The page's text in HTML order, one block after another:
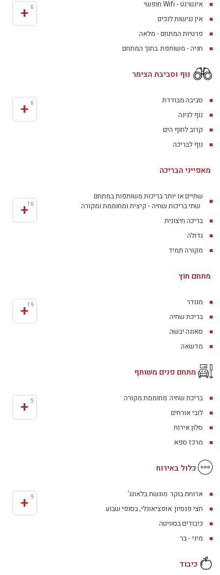
אינטרנט - Wifi חופשי
אין נגישות לנכים
פרטיות המתחם - מלאה
חניה - משותפת בתוך המתחם
+ 6
נוף וסביבת הצימר
סביבה מבודדת
נוף לגינה
קרוב לחוף הים
נוף לבריכה
+ 6
מאפייני הבריכה
שתיים או יותר בריכות משותפות במתחם
שתי בריכות שחיה - קיצית ומחוממת ומקורה
בריכה חיצונית
גדולה
מקורה תמיד
+16
מתחם חוץ
מגודר
בריכת שחיה
סאונה יבשה
מדשאה
+19
מתחם פנים משותף
בריכת שחיה מחוממת מקורה
לובי אורחים
סלון אירוח
מרכז ספא
+ 5
כלול באירוח
ארוחת בוקר מוגשת בלאונג'
חצי פנסיון אופציאונלי, בסופי שבוע
כיבודים בסוויטה
מיני - בר
+ 9
כיבוד